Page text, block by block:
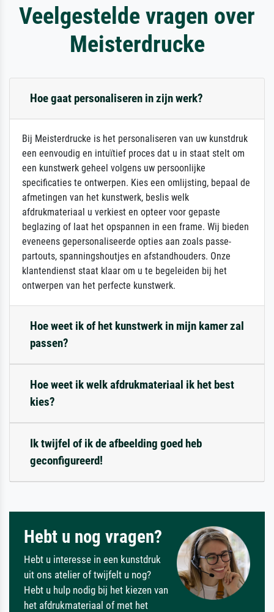
Veelgestelde vragen over
Meisterdrucke
Hoe gaat personaliseren in zijn werk?
Bij Meisterdrucke is het personaliseren van uw kunstdruk
een eenvoudig en intuïtief proces dat u in staat stelt om
een kunstwerk geheel volgens uw persoonlijke
specificaties te ontwerpen. Kies een omlijsting, bepaal de
afmetingen van het kunstwerk, beslis welk
afdrukmateriaal u verkiest en opteer voor gepaste
beglazing of laat het opspannen in een frame. Wij bieden
eveneens gepersonaliseerde opties aan zoals passe-
partouts, spanningshoutjes en afstandhouders. Onze
klantendienst staat klaar om u te begeleiden bij het
ontwerpen van het perfecte kunstwerk.
Hoe weet ik of het kunstwerk in mijn kamer zal
passen?
Hoe weet ik welk afdrukmateriaal ik het best
kies?
Ik twijfel of ik de afbeelding goed heb
geconfigureerd!
Hebt u nog vragen?
Hebt u interesse in een kunstdruk
uit ons atelier of twijfelt u nog?
Hebt u hulp nodig bij het kiezen van
het afdrukmateriaal of met het